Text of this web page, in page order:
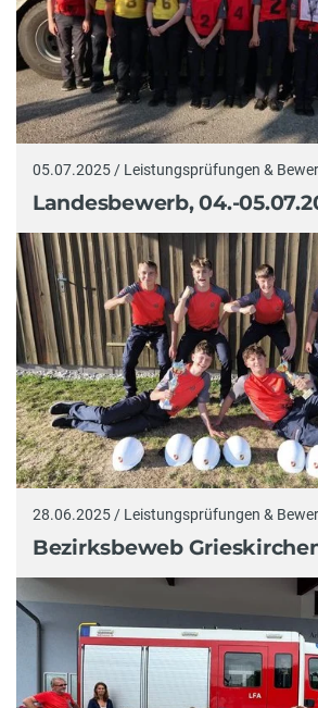
05.07.2025 / Leistungsprüfungen &
Landesbewerb, 04.-
28.06.2025 / Leistungsprüfungen &
Bezirksbeweb